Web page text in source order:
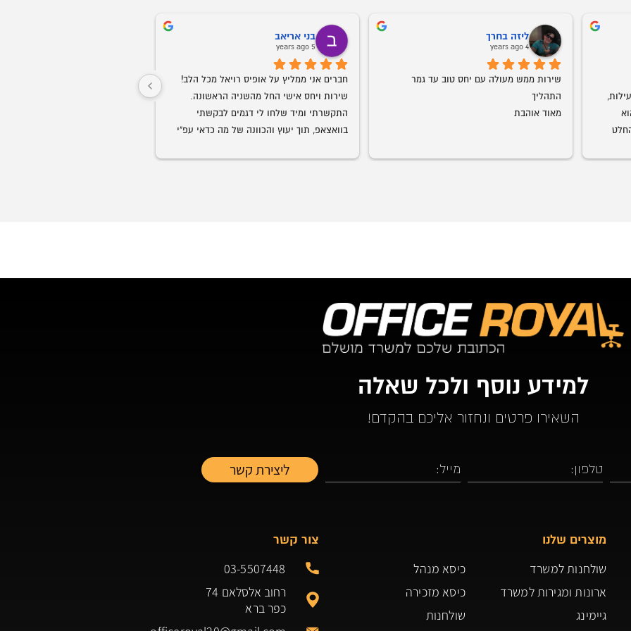
מוצרים ברמת גימור מדהימה. עכשיו הוא
התחיל להביא חדרי ילדים גם אנחנו בהחלט
ליזה בחרך
4 years ago
שירות ממש מעולה עם יחס טוב עד גמר
התהליך
מאוד אוהבת
בני אריאב
5 years ago
עמג'אד, גבר שבגברים.
למידע נוסף ולכל שאלה
השאירו פרטים ונחזור אליכם בהקדם!
מוצרים שלנו
שולחנות למשרד
ארונות ומגירות למשרד
גיימינג
כיסא מנהל
כיסא מזכירה
שולחנות
צור קשר
03-5507448
רחוב אלסלאם 74
כפר ברא